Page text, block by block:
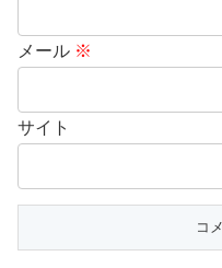
メール ※
サイト